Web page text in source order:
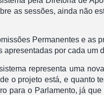
as sessões, ainda não
Permanentes e
por cada um
representa uma
o projeto está, e
para o Parlamento, já